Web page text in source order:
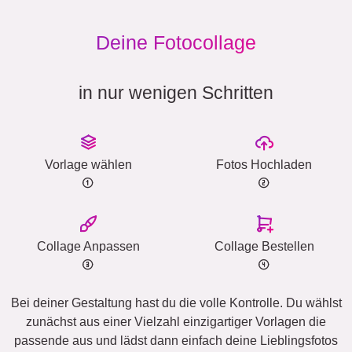
Deine Fotocollage
in nur wenigen Schritten
Vorlage wählen Fotos Hochladen
Collage Anpassen Collage Bestellen
Bei deiner Gestaltung hast du die volle Kontrolle. Du wählst
zunächst aus einer Vielzahl einzigartiger Vorlagen die
passende aus und lädst dann einfach deine Lieblingsfotos